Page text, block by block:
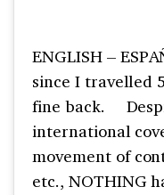
ENGLISH –
since I travelled
fine back. ⠀
international
movement of
etc., NOTHING